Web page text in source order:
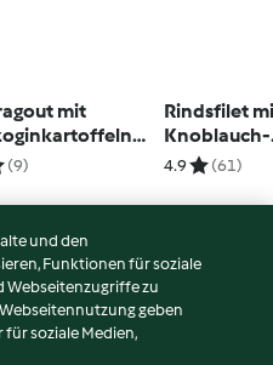
mit
(9)
Rindsfilet
Knoblauch-
4.9 (61)
und den
Funktionen für soziale
Webseitenzugriffe zu
geben
soziale Medien,